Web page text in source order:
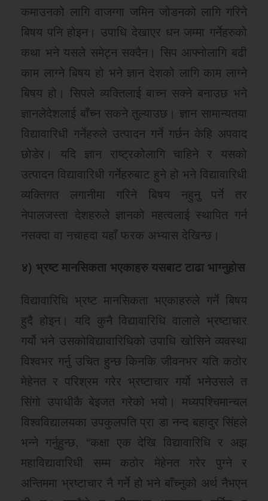
कमाउनको लागि वाजग्गा जमिन जोडनको लागि गरिने
बिषय पनि होइन। उपाधि देखाएर धन जम्मा गर्नेहरुको
कथा भने यसले समेट्न सक्दैन। सिप आफ्नोलागि बढी
काम लाग्ने बिषय हो भने ज्ञान देशको लागि काम लाग्ने
बिषय हो। सिपले व्यक्तिलाई बाच्न सक्ने बनाउछ भने
ज्ञानलेदेशलाई बाँच्न सकने तुल्याउछ। ज्ञान सामान्यतया
विद्यावारिधी गर्नेहरुले उत्पादन गर्ने गर्छन केहि अपवाद
छोडेर। यदि ज्ञान राष्ट्रकोलागि चाहिने र यसको
उत्पादन विद्यावारिधी गर्नेहरुबाट हुने हो भने विद्यावारिधी
व्यक्तिगत लगानीमा गरिने बिषय नहुनु पर्ने तर
नेपालजस्ता देशहरुले ज्ञानको महत्वलाई स्थापित गर्न
नसक्दा वा नचाहदा यहाँ फरक अभ्यास देखिन्छ।
४) भ्रष्ट मानसिकता भएकाहरु यसबाट टाढा भाग्नुहोस
विद्यावारिधि भ्रष्ट मानसिकता भएकाहरुले गर्ने बिषय
हुदै होइन। यदि कुनै विद्यावारिधि वालाले भ्रष्टाचार
गर्यो भने उसकोविद्यावारिधिको उपाधि खोसिने व्यवस्था
विश्वभर गर्नु उचित हुन्छ किनकि जीवनभर यति कठोर
मेहेनत र परिश्रम गरेर भ्रष्टाचार गर्यो भनेउसले त
सिंगो उपाधीकै बेइजत गरेको भयो। मध्यपश्चिमान्चल
विश्वविद्यालयका उपकुलपति प्रा डा नन्द बहादुर सिंहले
भन्ने गर्नुहुन्छ, “कक्षा एक देखि विद्यावारिधि र अझ
महाविद्यावारिधी सम्म कठोर मेहेनत गरेर पुग्ने र
अन्तिममा भ्रष्टाचार नै गर्ने हो भने बाँच्नुको अर्थ नैभएन